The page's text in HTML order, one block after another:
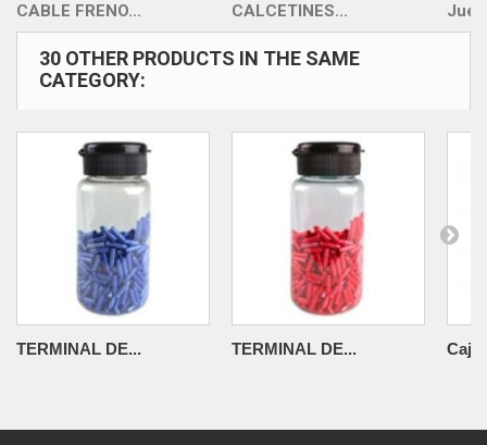
CABLE FRENO... CALCETINES...
30 OTHER PRODUCTS IN THE SAME
CATEGORY:
TERMINAL DE... TERMINAL DE... Caja